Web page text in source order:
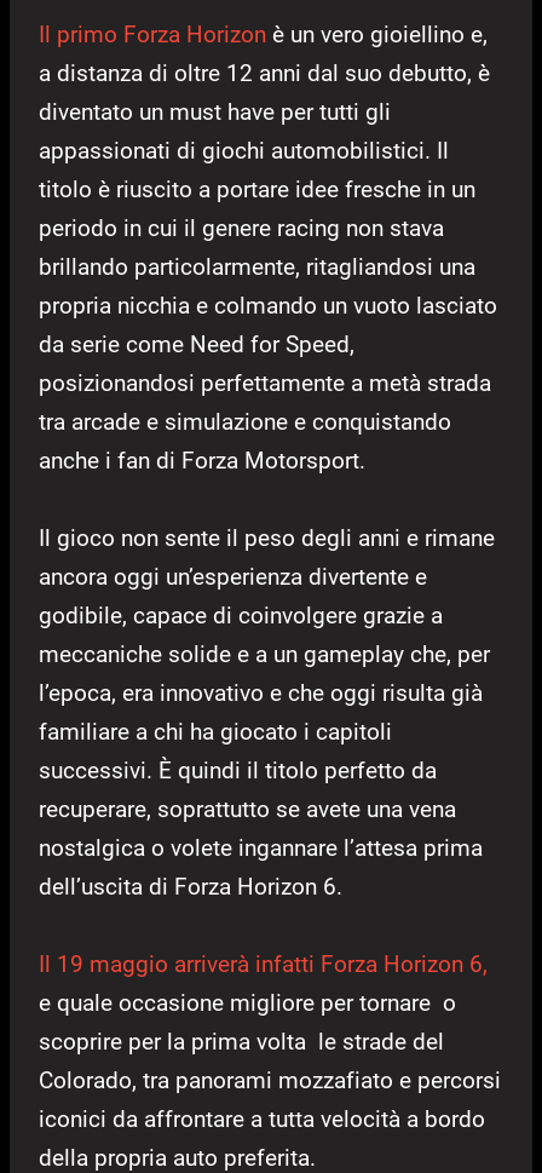
Il primo Forza Horizon è un vero gioiellino e,
a distanza di oltre 12 anni dal suo debutto, è
diventato un must have per tutti gli
appassionati di giochi automobilistici. Il
titolo è riuscito a portare idee fresche in un
periodo in cui il genere racing non stava
brillando particolarmente, ritagliandosi una
propria nicchia e colmando un vuoto lasciato
da serie come Need for Speed,
posizionandosi perfettamente a metà strada
tra arcade e simulazione e conquistando
anche i fan di Forza Motorsport.
Il gioco non sente il peso degli anni e rimane
ancora oggi un’esperienza divertente e
godibile, capace di coinvolgere grazie a
meccaniche solide e a un gameplay che, per
l’epoca, era innovativo e che oggi risulta già
familiare a chi ha giocato i capitoli
successivi. È quindi il titolo perfetto da
recuperare, soprattutto se avete una vena
nostalgica o volete ingannare l’attesa prima
dell’uscita di Forza Horizon 6.
Il 19 maggio arriverà infatti Forza Horizon 6,
e quale occasione migliore per tornare o
scoprire per la prima volta le strade del
Colorado, tra panorami mozzafiato e percorsi
iconici da affrontare a tutta velocità a bordo
della propria auto preferita.